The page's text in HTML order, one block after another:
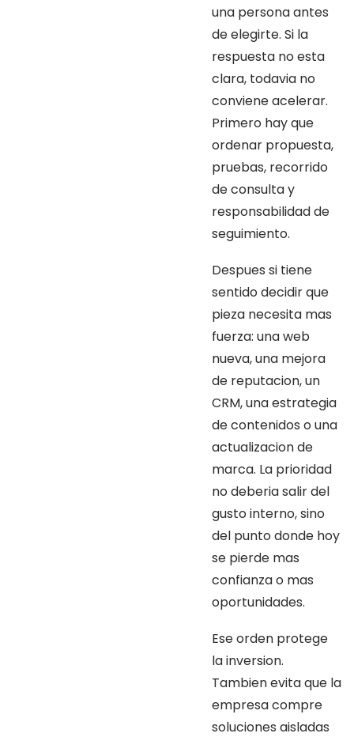
una persona antes
de elegirte. Si la
respuesta no esta
clara, todavia no
conviene acelerar.
Primero hay que
ordenar propuesta,
pruebas, recorrido
de consulta y
responsabilidad de
seguimiento.
Despues si tiene
sentido decidir que
pieza necesita mas
fuerza: una web
nueva, una mejora
de reputacion, un
CRM, una estrategia
de contenidos o una
actualizacion de
marca. La prioridad
no deberia salir del
gusto interno, sino
del punto donde hoy
se pierde mas
confianza o mas
oportunidades.
Ese orden protege
la inversion.
Tambien evita que la
empresa compre
soluciones aisladas